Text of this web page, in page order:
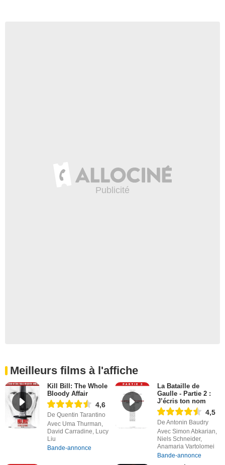
Meilleurs films à l'affiche
Kill Bill: The Whole
Bloody Affair
4,6
De Quentin Tarantino
Avec Uma Thurman,
David Carradine, Lucy
Liu
Bande-annonce
La Bataille de
Gaulle - Partie 2 :
J’écris ton nom
4,5
De Antonin Baudry
Avec Simon Abkarian,
Niels Schneider,
Anamaria Vartolomei
Bande-annonce